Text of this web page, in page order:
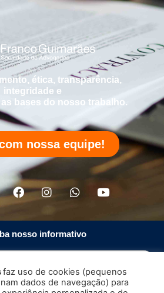
ética, transparência,
integridade e
bases do nosso trabalho.
nossa equipe!
nosso informativo
Enviar
faz uso de cookies (pequenos
dados de navegação) para